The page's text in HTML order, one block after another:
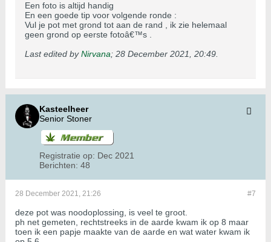
Een foto is altijd handig
En een goede tip voor volgende ronde :
Vul je pot met grond tot aan de rand , ik zie helemaal
geen grond op eerste fotoâ€™s .
Last edited byNirvana; 28 December 2021, 20:49
Kasteelheer
Senior Stoner
Registratie op: Dec 2021
Berichten: 48
#7
28 December 2021, 21:26
deze pot was noodoplossing, is veel te groot.
ph net gemeten, rechtstreeks in de aarde kwam ik op 8 maar
toen ik een papje maakte van de aarde en wat water kwam ik